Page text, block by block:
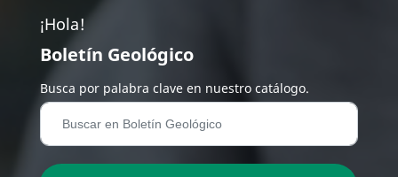
¡Hola!
Boletín Geológico
Busca por palabra clave en nuestro catálogo.